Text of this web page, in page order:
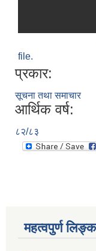
file.
प्रकार:
सूचना तथा समाचार
आर्थिक वर्ष:
८२/८३
महत्वपुर्ण